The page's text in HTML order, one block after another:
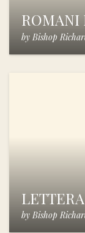
ROMANI
by Bishop
by Bishop